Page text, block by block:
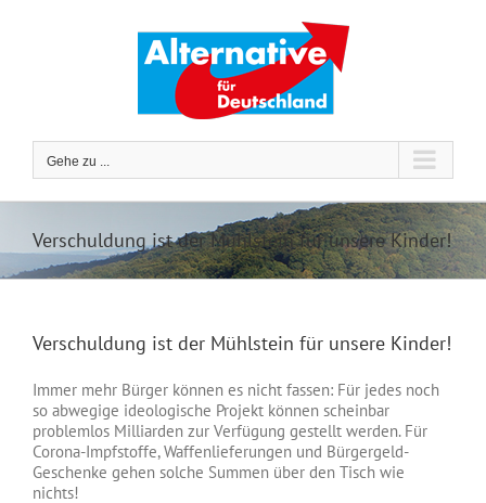
Gehe zu ...
Verschuldung ist der Mühlstein für unsere Kinder!
Verschuldung ist der Mühlstein für unsere Kinder!
Immer mehr Bürger können es nicht fassen: Für jedes noch
so abwegige ideologische Projekt können scheinbar
problemlos Milliarden zur Verfügung gestellt werden. Für
Corona-Impfstoffe, Waffenlieferungen und Bürgergeld-
Geschenke gehen solche Summen über den Tisch wie
nichts!